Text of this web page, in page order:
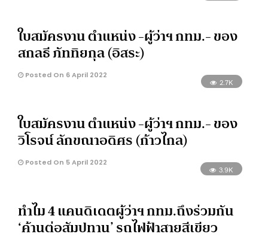
ใบสมัครงาน ตำแหน่ง -ผู้ว่าฯ กทม.- ของ
สกลธี ภัททิยกุล (อิสระ)
Posted On 6 April 2022
2.7K
ใบสมัครงาน ตำแหน่ง -ผู้ว่าฯ กทม.- ของ
วิโรจน์ ลักขณาอดิศร (ก้าวไกล)
Posted On 5 April 2022
3.9K
ทำไม 4 แคนดิเดตผู้ว่าฯ กทม.ถึงร่วมกัน
‘ค้านต่อสัมปทาน’ รถไฟฟ้าสายสีเขียว